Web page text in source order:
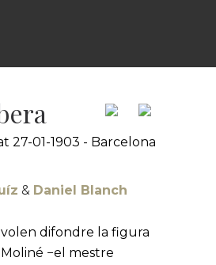
27-01-1903 - Barcelona
& Daniel Blanch
difondre la figura
−el mestre